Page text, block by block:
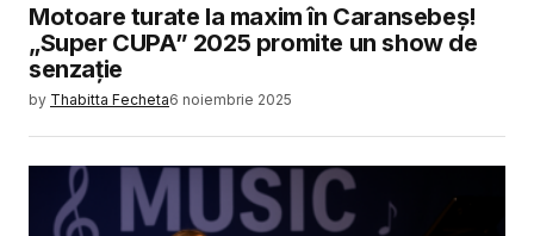
Motoare turate la maxim în Caransebeș!
„Super CUPA” 2025 promite un show de
senzație
by Thabitta Fecheta6 noiembrie 2025